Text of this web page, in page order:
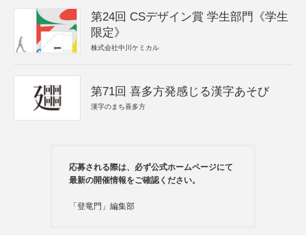
第24回 CSデザイン賞 学生部門《学生
限定》
株式会社中川ケミカル
第71回 喜多方発感じる漢字あそび
漢字のまち喜多方
応募される際は、必ず公式ホームページにて
最新の開催情報をご確認ください。
「登竜門」編集部